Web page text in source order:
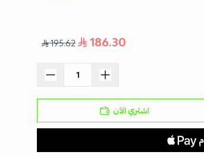
186.30
195.62
اشتري الآن